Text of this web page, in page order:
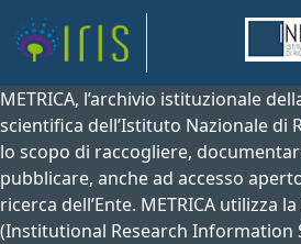
METRICA, l’archivio istituzionale
scientifica dell’Istituto Nazionale di
lo scopo di raccogliere,
pubblicare, anche ad accesso
ricerca dell’Ente. METRICA utilizza
(Institutional Research Information